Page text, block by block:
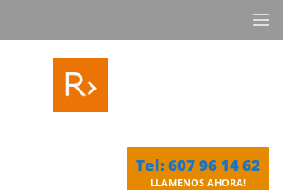
Tel: 607 96 14 62
LLAMENOS AHORA!